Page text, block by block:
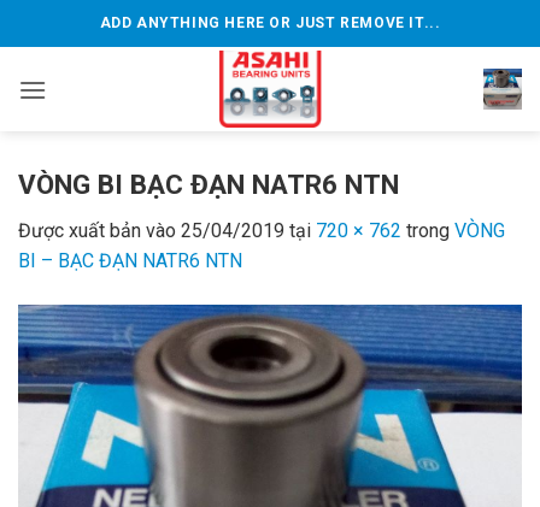
qua
dung
ADD ANYTHING HERE OR JUST REMOVE IT...
VÒNG BI BẠC ĐẠN NATR6 NTN
Được xuất bản vào 25/04/2019 tại 720 × 762 trong VÒNG
BI – BẠC ĐẠN NATR6 NTN